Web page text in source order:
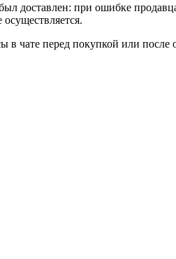
доставлен: при ошибке
в чате перед покупкой или